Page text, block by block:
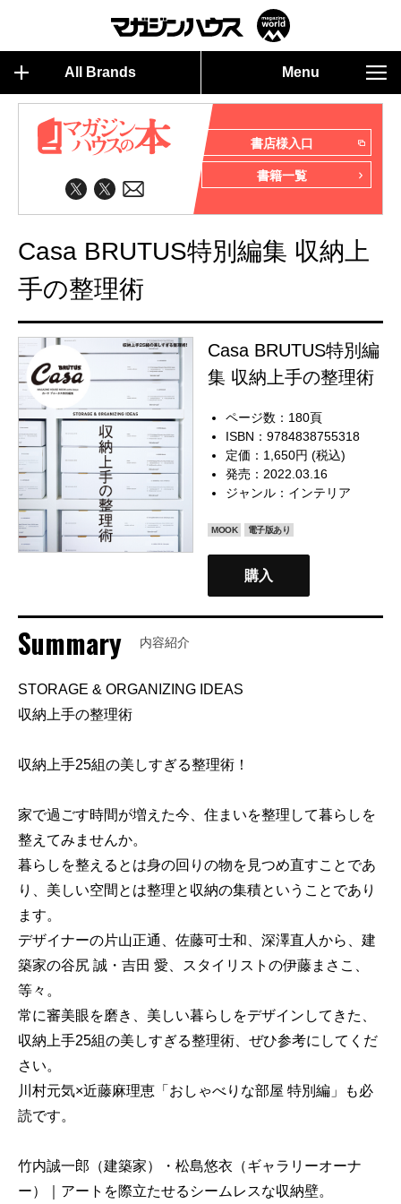
All Brands Menu
書店様入口
書籍一覧
Casa BRUTUS特別編集 収納上
手の整理術
Casa BRUTUS特別編
集 収納上手の整理術
ページ数：180頁
ISBN：9784838755318
定価：1,650円 (税込)
発売：2022.03.16
ジャンル： インテリア
MOOK 電子版あり
購入
Summary 内容紹介
STORAGE & ORGANIZING IDEAS
収納上手の整理術
収納上手25組の美しすぎる整理術！
家で過ごす時間が増えた今、住まいを整理して暮らしを
整えてみませんか。
暮らしを整えるとは身の回りの物を見つめ直すことであ
り、美しい空間とは整理と収納の集積ということであり
ます。
デザイナーの片山正通、佐藤可士和、深澤直人から、建
築家の谷尻 誠・吉田 愛、スタイリストの伊藤まさこ、
等々。
常に審美眼を磨き、美しい暮らしをデザインしてきた、
収納上手25組の美しすぎる整理術、ぜひ参考にしてくだ
さい。
川村元気×近藤麻理恵「おしゃべりな部屋 特別編」も必
読です。
竹内誠一郎（建築家）・松島悠衣（ギャラリーオーナ
ー）｜アートを際立たせるシームレスな収納壁。